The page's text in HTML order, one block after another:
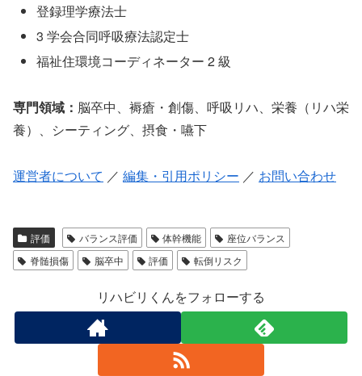
登録理学療法士
3 学会合同呼吸療法認定士
福祉住環境コーディネーター 2 級
専門領域： 脳卒中、褥瘡・創傷、呼吸リハ、栄養（リハ栄
養）、シーティング、摂食・嚥下
運営者について ／ 編集・引用ポリシー ／ お問い合わせ
評価 バランス評価 体幹機能
座位バランス
脊髄損傷
脳卒中 評価 転倒リスク
リハビリくんをフォローする